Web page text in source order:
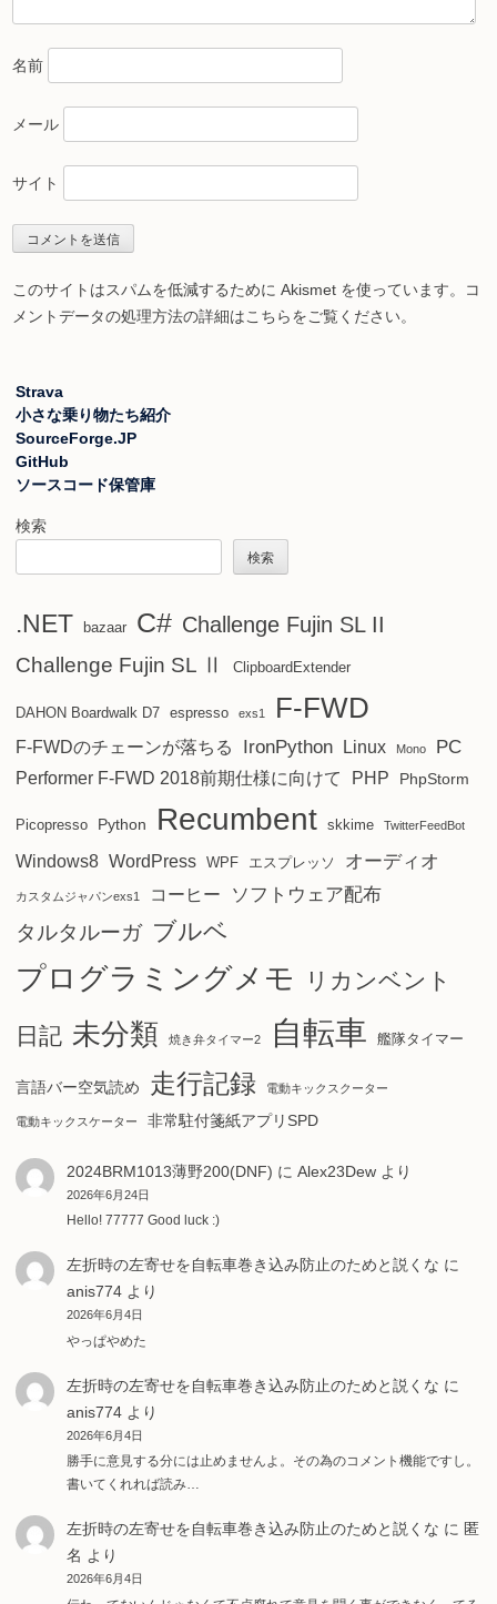
名前
メール
サイト
このサイトはスパムを低減するために Akismet を使っています。
コ
メントデータの処理方法の詳細はこちらをご覧ください。
Strava
小さな乗り物たち紹介
SourceForge.JP
GitHub
ソースコード保管庫
検索
検索
.NET bazaar C# Challenge Fujin SL II
Challenge Fujin SL Ⅱ ClipboardExtender
DAHON Boardwalk D7 espresso exs1 F-FWD
F-FWDのチェーンが落ちる IronPython Linux Mono PC
Performer F-FWD 2018前期仕様に向けて PHP PhpStorm
Picopresso Python Recumbent skkime TwitterFeedBot
Windows8 WordPress WPF エスプレッソ オーディオ
カスタムジャパンexs1 コーヒー ソフトウェア配布
タルタルーガ ブルベ
プログラミングメモ リカンベント
日記 未分類 焼き弁タイマー2 自転車 艦隊タイマー
言語バー空気読め 走行記録 電動キックスクーター
電動キックスケーター 非常駐付箋紙アプリSPD
2024BRM1013薄野200(DNF) に Alex23Dewより
2026年6月24日
Hello! 77777 Good luck :)
左折時の左寄せを自転車巻き込み防止のためと説くな に
anis774より
2026年6月4日
やっぱやめた
左折時の左寄せを自転車巻き込み防止のためと説くな に
anis774より
2026年6月4日
勝手に意見する分には止めませんよ。その為のコメント機能ですし。
書いてくれれば読み…
左折時の左寄せを自転車巻き込み防止のためと説くな に 匿
名 より
2026年6月4日